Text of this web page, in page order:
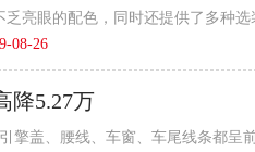
乏亮眼的配色，同时还提供了多种
08-26
降5.27万
擎盖、腰线、车窗、车尾线条都呈